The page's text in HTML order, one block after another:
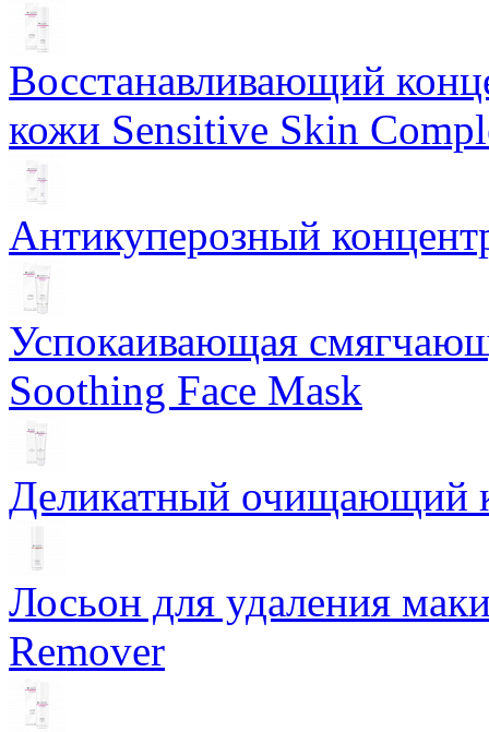
Восстанавливающий
кожи Sensitive Skin
Антикуперозный
Успокаивающая
Soothing Face Mask
Деликатный очищающий
Лосьон для удаления
Remover